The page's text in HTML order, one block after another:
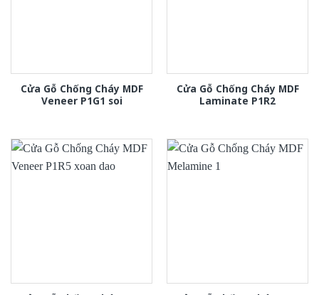
Cửa Gỗ Chống Cháy MDF
Veneer P1G1 soi
Cửa Gỗ Chống Cháy MDF
Laminate P1R2